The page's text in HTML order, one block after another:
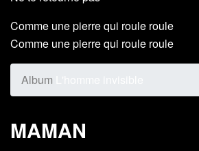
Comme une pierre qui roule roule
Comme une pierre qui roule roule
Album
MAMAN